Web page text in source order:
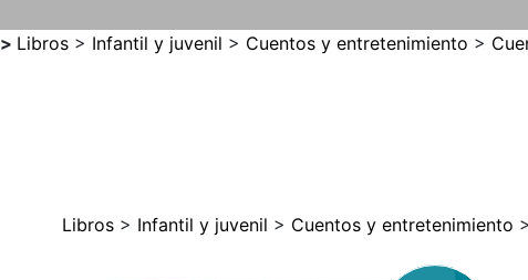
> Libros > Infantil y juvenil > Cuentos y entretenimiento >
Libros > Infantil y juvenil > Cuentos y entretenimiento >